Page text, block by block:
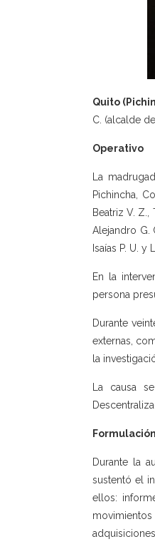
Quito
C. (alcalde
Operativo
La
Pichincha,
Beatriz V. Z.,
Alejandro G.
Isaías P. U. y
En la
persona
Durante
externas,
la
La causa
Durante la
sustentó el
ellos: